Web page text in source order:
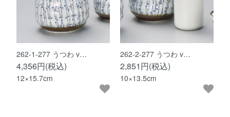
262-1-277 うつわ v…
4,356円(税込)
12×15.7cm
262-2-277 うつわ v…
2,851円(税込)
10×13.5cm